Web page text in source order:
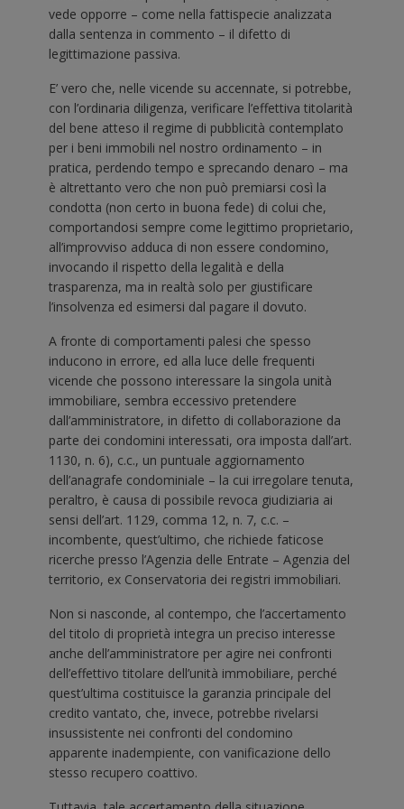
vede opporre – come nella fattispecie analizzata
dalla sentenza in commento – il difetto di
legittimazione passiva.
E’ vero che, nelle vicende su accennate, si potrebbe,
con l’ordinaria diligenza, verificare l’effettiva titolarità
del bene atteso il regime di pubblicità contemplato
per i beni immobili nel nostro ordinamento – in
pratica, perdendo tempo e sprecando denaro – ma
è altrettanto vero che non può premiarsi così la
condotta (non certo in buona fede) di colui che,
comportandosi sempre come legittimo proprietario,
all’improvviso adduca di non essere condomino,
invocando il rispetto della legalità e della
trasparenza, ma in realtà solo per giustificare
l’insolvenza ed esimersi dal pagare il dovuto.
A fronte di comportamenti palesi che spesso
inducono in errore, ed alla luce delle frequenti
vicende che possono interessare la singola unità
immobiliare, sembra eccessivo pretendere
dall’amministratore, in difetto di collaborazione da
parte dei condomini interessati, ora imposta dall’art.
1130, n. 6), c.c., un puntuale aggiornamento
dell’anagrafe condominiale – la cui irregolare tenuta,
peraltro, è causa di possibile revoca giudiziaria ai
sensi dell’art. 1129, comma 12, n. 7, c.c. –
incombente, quest’ultimo, che richiede faticose
ricerche presso l’Agenzia delle Entrate – Agenzia del
territorio, ex Conservatoria dei registri immobiliari.
Non si nasconde, al contempo, che l’accertamento
del titolo di proprietà integra un preciso interesse
anche dell’amministratore per agire nei confronti
dell’effettivo titolare dell’unità immobiliare, perché
quest’ultima costituisce la garanzia principale del
credito vantato, che, invece, potrebbe rivelarsi
insussistente nei confronti del condomino
apparente inadempiente, con vanificazione dello
stesso recupero coattivo.